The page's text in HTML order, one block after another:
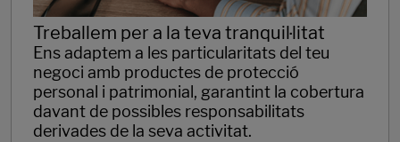
Treballem per a la teva tranquil·litat
Ens adaptem a les particularitats del teu
negoci amb productes de protecció
personal i patrimonial, garantint la cobertura
davant de possibles responsabilitats
derivades de la seva activitat.